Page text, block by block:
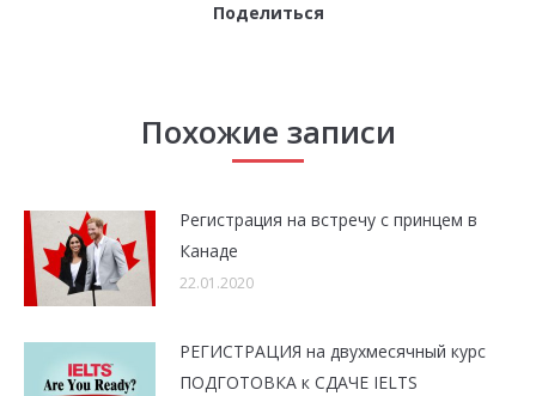
Поделиться
Похожие записи
Регистрация на встречу с принцем в
Канаде
22.01.2020
РЕГИСТРАЦИЯ на двухмесячный курс
ПОДГОТОВКА к СДАЧЕ IELTS